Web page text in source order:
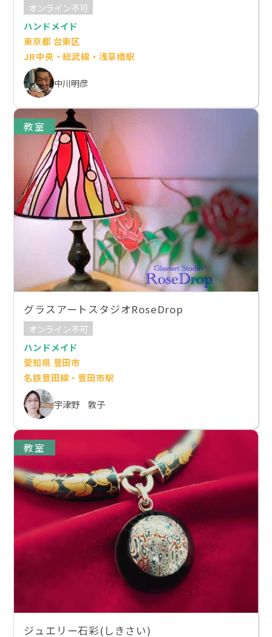
オンライン不可
ハンドメイド
東京都 台東区
JR中央・総武線・浅草橋駅
中川明彦
教室
グラスアートスタジオRoseDrop
オンライン不可
ハンドメイド
愛知県 豊田市
名鉄豊田線・豊田市駅
宇津野 敦子
教室
ジュエリー石彩(しきさい)